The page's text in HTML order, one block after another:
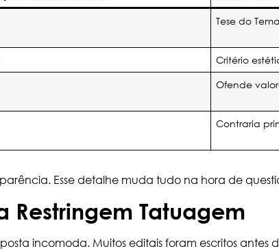
Tese do
Critério
Ofende
Contraria
Esse detalhe muda tudo na hora de
Restringem Tatuagem
incomoda. Muitos editais foram escritos antes